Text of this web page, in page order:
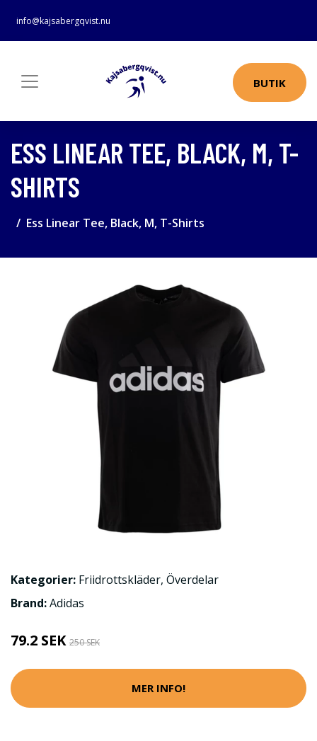
info@kajsabergqvist.nu
BUTIK
ESS LINEAR TEE, BLACK, M, T-
SHIRTS
Ess Linear Tee, Black, M, T-Shirts
Kategorier: Friidrottskläder, Överdelar
Brand:Adidas
79.2 SEK 250 SEK
MER INFO!